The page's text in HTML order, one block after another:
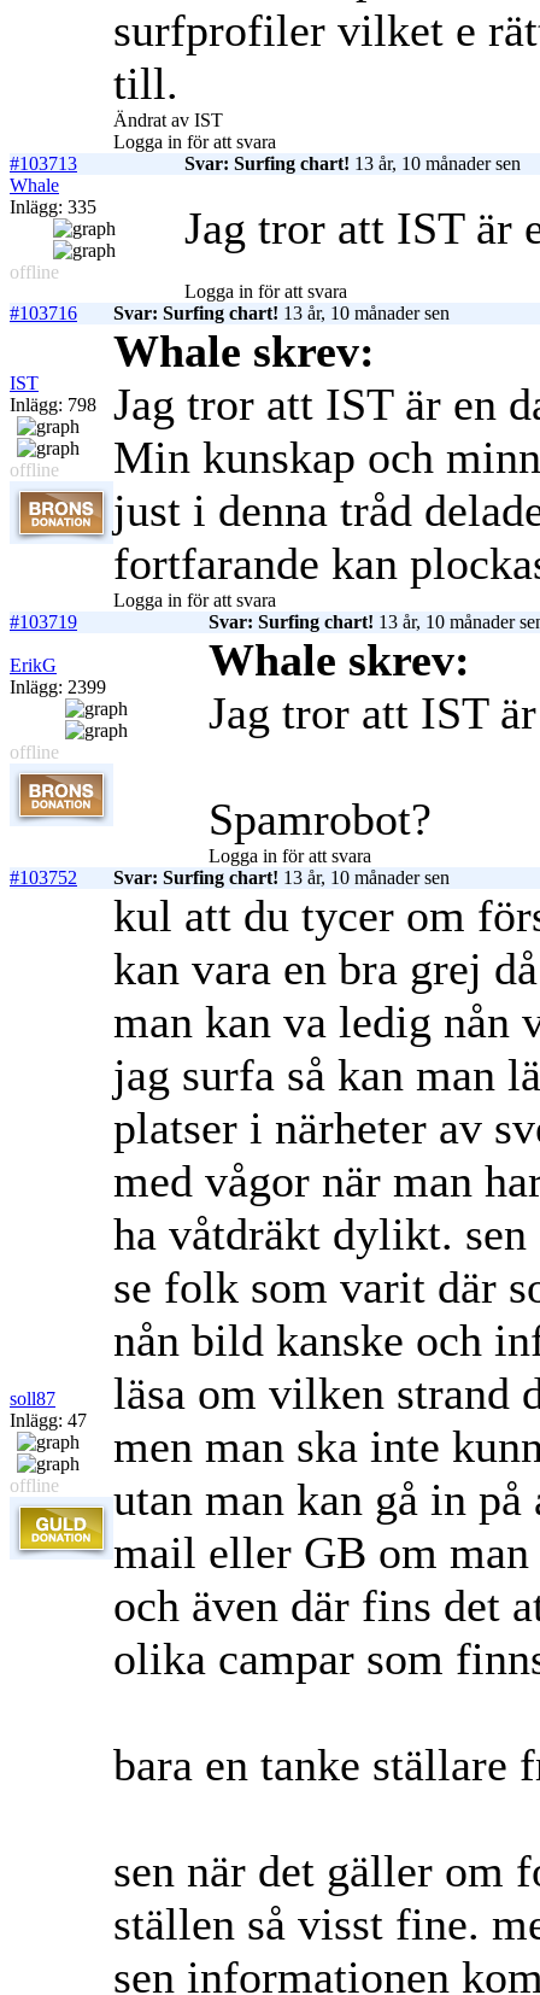
surfprofiler vilket e
till.
Ändrat av IST
Logga in för att svara
#103713
Svar: Surfing chart! 13 år, 10 månader sen
Whale
Inlägg: 335
offline
Jag tror att IST är
Logga in för att svara
#103716
Svar: Surfing chart! 13 år, 10 månader sen
IST
Inlägg: 798
offline
Whale skrev:
Jag tror att IST är en
Min kunskap och
just i denna tråd
fortfarande kan
Logga in för att svara
#103719
Svar: Surfing chart! 13 år, 10 månader
ErikG
Inlägg: 2399
offline
Whale skrev:
Jag tror att IST
Spamrobot?
Logga in för att svara
#103752
Svar: Surfing chart! 13 år, 10 månader sen
soll87
Inlägg: 47
offline
kul att du tycer om
kan vara en bra grej
man kan va ledig nån
jag surfa så kan man
platser i närheter av
med vågor när man
ha våtdräkt dylikt. sen
se folk som varit där
nån bild kanske och
läsa om vilken strand
men man ska inte
utan man kan gå in
mail eller GB om
och även där fins det
olika campar som
bara en tanke ställare
sen när det gäller om
ställen så visst fine.
sen informationen